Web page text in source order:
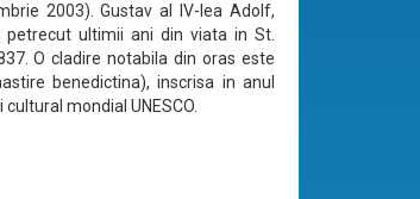
2003). Gustav al IV-lea Adolf,
ultimii ani din viata in St.
O cladire notabila din oras este
benedictina), inscrisa in anul
mondial UNESCO.